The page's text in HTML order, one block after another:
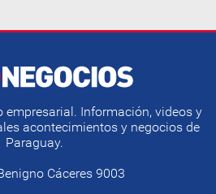
empresarial. Información, videos y
acontecimientos y negocios de
Paraguay.
Cáceres 9003